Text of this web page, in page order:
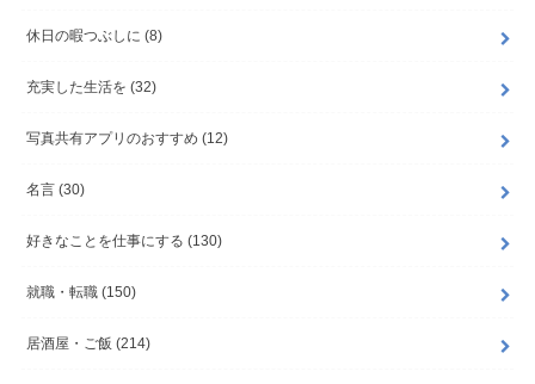
休日の暇つぶしに (8)
充実した生活を (32)
写真共有アプリのおすすめ (12)
名言 (30)
好きなことを仕事にする (130)
就職・転職 (150)
居酒屋・ご飯 (214)